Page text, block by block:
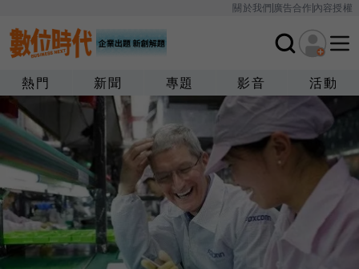
關於我們廣告合作內容授權
熱門 新聞 專題 影音 活動